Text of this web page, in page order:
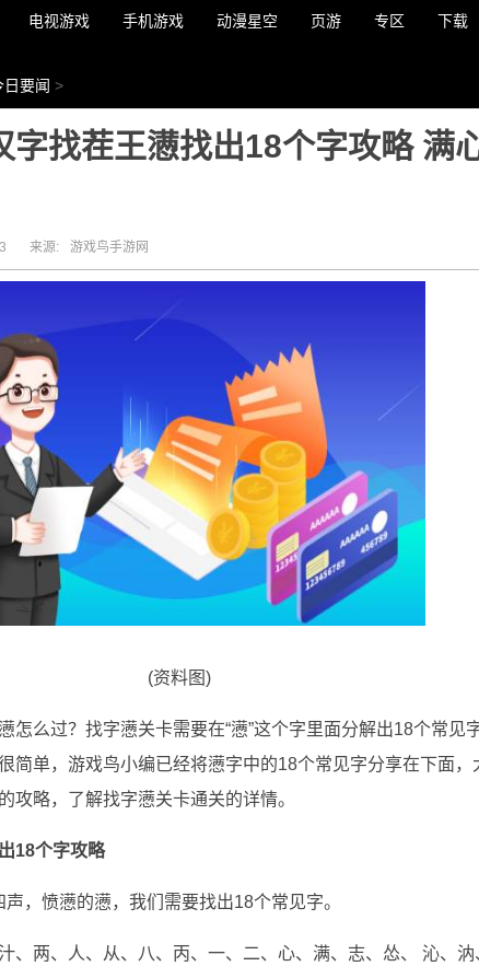
电视游戏 手机游戏 动漫星空 页游 专区 下载
日要闻 >
字找茬王懑找出18个字攻略 满
来源: 游戏鸟手游网
(资料图)
怎么过？找字懑关卡需要在“懑”这个字里面分解出18个常见
简单，游戏鸟小编已经将懑字中的18个常见字分享在下面，
攻略，了解找字懑关卡通关的详情。
18个字攻略
，愤懑的懑，我们需要找出18个常见字。
、两、人、从、八、丙、一、二、心、满、志、怂、 沁、汭